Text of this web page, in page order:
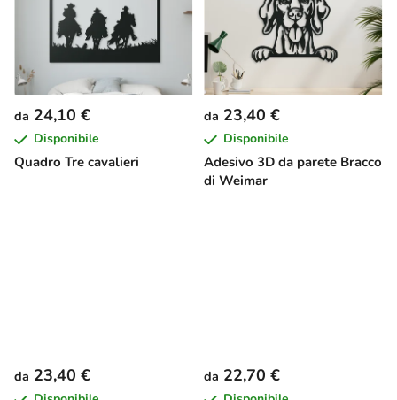
Quadro Tre cavalieri
da 24,10 €
Disponibile
Adesivo 3D da parete Bracco
di Weimar
da 23,40 €
Disponibile
da 23,40 € da 22,70 €